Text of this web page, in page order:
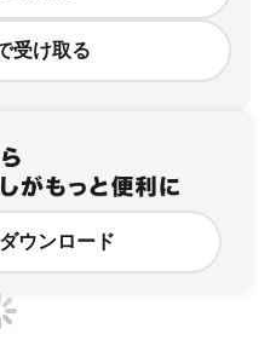
受け取る
ウンロード